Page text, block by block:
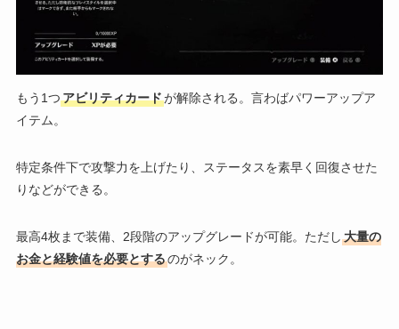
もう1つアビリティカードが解除される。言わばパワーアップア
イテム。
特定条件下で攻撃力を上げたり、ステータスを素早く回復させた
りなどができる。
最高4枚まで装備、2段階のアップグレードが可能。ただし 大量の
お金と経験値を必要とするのがネック。